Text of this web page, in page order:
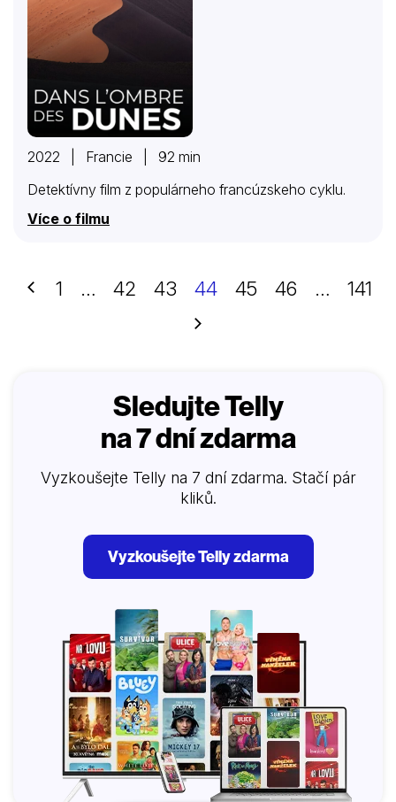
2022 | Francie | 92 min
Detektívny film z populárneho francúzskeho cyklu.
Více o filmu
Předchozí
1 … 42 43 44 45 46 …
141
Další
Sledujte Telly
na 7 dní zdarma
Vyzkoušejte Telly na 7 dní zdarma. Stačí pár
kliků.
Vyzkoušejte Telly zdarma